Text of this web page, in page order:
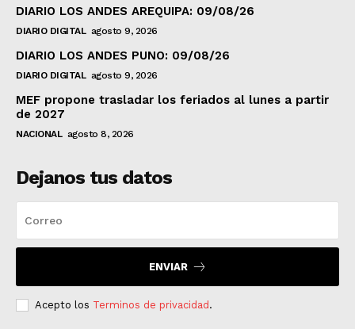
DIARIO LOS ANDES AREQUIPA: 09/08/26
DIARIO DIGITAL agosto 9, 2026
DIARIO LOS ANDES PUNO: 09/08/26
DIARIO DIGITAL agosto 9, 2026
MEF propone trasladar los feriados al lunes a partir
de 2027
NACIONAL agosto 8, 2026
Dejanos tus datos
ENVIAR
Acepto los Terminos de privacidad .